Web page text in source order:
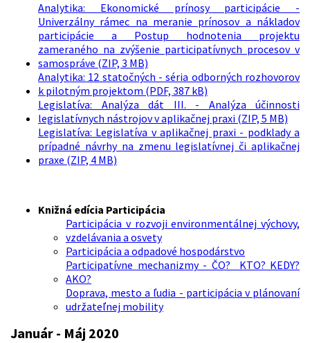
Analytika: Ekonomické prínosy participácie -
Univerzálny rámec na meranie prínosov a nákladov
participácie a Postup hodnotenia projektu
zameraného na zvýšenie participatívnych procesov v
samospráve (ZIP, 3 MB)
Analytika: 12 statočných - séria odborných rozhovorov
k pilotným projektom (PDF, 387 kB)
Legislatíva: Analýza dát III. - Analýza účinnosti
legislatívnych nástrojov v aplikačnej praxi (ZIP, 5 MB)
Legislatíva: Legislatíva v aplikačnej praxi - podklady a
prípadné návrhy na zmenu legislatívnej či aplikačnej
praxe (ZIP, 4 MB)
Knižná edícia Participácia
Participácia v rozvoji environmentálnej výchovy,
vzdelávania a osvety
Participácia a odpadové hospodárstvo
Participatívne mechanizmy - ČO? KTO? KEDY?
AKO?
Doprava, mesto a ľudia - participácia v plánovaní
udržateľnej mobility
Január - Máj 2020